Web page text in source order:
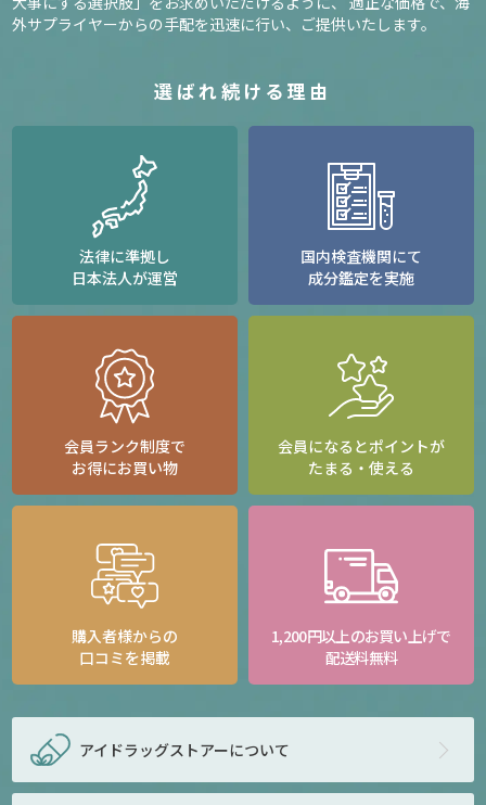
外サプライヤーからの手配を迅速に行い、ご提供いたします。
選ばれ続ける理由
法律に準拠し
日本法人が運営
国内検査機関にて
成分鑑定を実施
会員ランク制度で
お得にお買い物
会員になるとポイントが
たまる・使える
購入者様からの
口コミを掲載
1,200円以上のお買い上げで
配送料無料
アイドラッグストアーについて